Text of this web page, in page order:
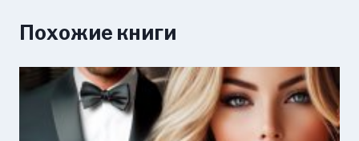
Похожие книги